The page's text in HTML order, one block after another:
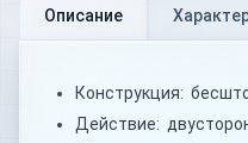
Описание
Конструкция:
Действие: